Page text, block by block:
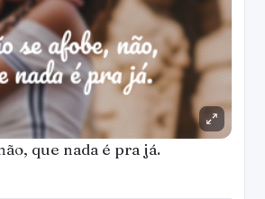
que nada é pra já.